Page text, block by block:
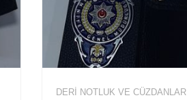
DERI NOTLUK VE CÜZDANLAR